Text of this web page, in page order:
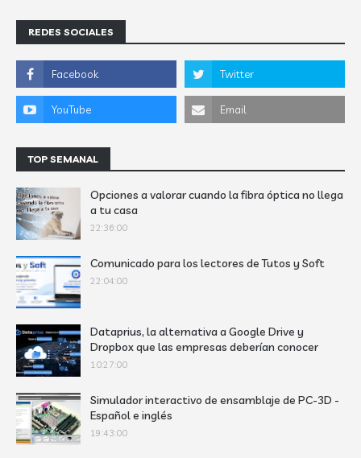
REDES SOCIALES
TOP SEMANAL
Opciones a valorar cuando la fibra óptica no llega
a tu casa
22:36:00
Comunicado para los lectores de Tutos y Soft
22:04:00
Dataprius, la alternativa a Google Drive y
Dropbox que las empresas deberían conocer
10:27:00
Simulador interactivo de ensamblaje de PC-3D -
Español e inglés
19:43:00